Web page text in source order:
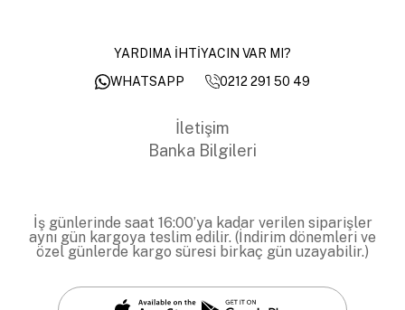
YARDIMA İHTİYACIN VAR MI?
WHATSAPP
0212 291 50 49
İletişim
Banka Bilgileri
İş günlerinde saat 16:00’ya kadar verilen siparişler
aynı gün kargoya teslim edilir. (İndirim dönemleri ve
özel günlerde kargo süresi birkaç gün uzayabilir.)